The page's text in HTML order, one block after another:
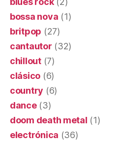
bossa nova (1)
britpop (27)
cantautor (32)
chillout(7)
clásico (6)
country (6)
dance(3)
doom death metal (1)
electrónica (36)